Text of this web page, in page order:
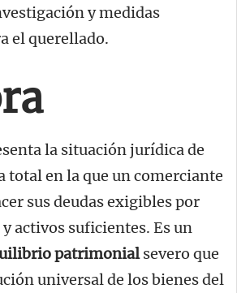
y medidas
el querellado.
la situación jurídica de
total en la que un comerciante
sus deudas exigibles por
activos suficientes. Es un
patrimonialsevero que
universal de los bienes del